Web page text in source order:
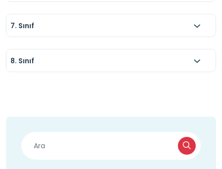
7. Sınıf
8. Sınıf